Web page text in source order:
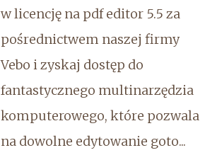
w licencję na pdf editor 5.5 za
pośrednictwem naszej firmy
Vebo i zyskaj dostęp do
fantastycznego multinarzędzia
komputerowego, które pozwala
na dowolne edytowanie goto...